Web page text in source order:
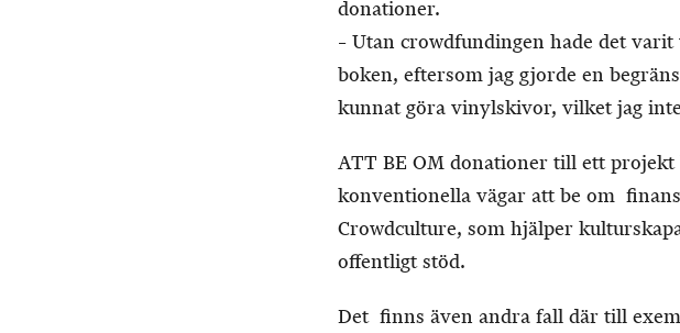
donationer.
– Utan crowdfundingen hade det
boken, eftersom jag gjorde en
kunnat göra vinylskivor, vilket jag
ATT BE OM donationer till ett
konventionella vägar att be om
Crowdculture, som hjälper
offentligt stöd.
Det finns även andra fall där till